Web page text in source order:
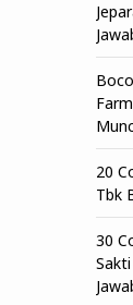
20
Tbk
30